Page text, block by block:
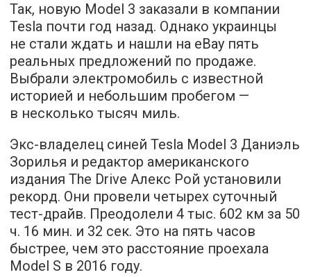
Так, новую Model 3 заказали в компании
Tesla почти год назад. Однако украинцы
не стали ждать и нашли на eBay пять
реальных предложений по продаже.
Выбрали электромобиль с известной
историей и небольшим пробегом —
в несколько тысяч миль.
Экс-владелец синей Tesla Model 3 Даниэль
Зорилья и редактор американского
издания The Drive Алекс Рой установили
рекорд. Они провели четырех суточный
тест-драйв. Преодолели 4 тыс. 602 км за 50
ч. 16 мин. и 32 сек. Это на пять часов
быстрее, чем это расстояние проехала
Model S в 2016 году.